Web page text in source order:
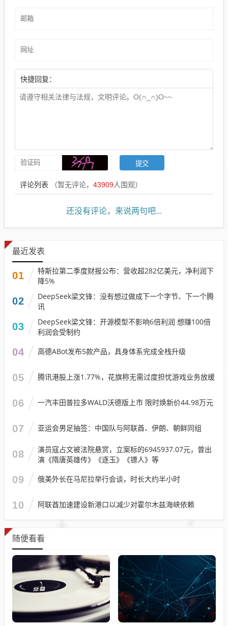
快捷回复：
评论列表 （暂无评论， 43909人围观）
还没有评论，来说两句吧...
最近发表
01
特斯拉第二季度财报公布：营收超282亿美元，净利润下
降5%
02
DeepSeek梁文锋：没有想过做成下一个字节、下一个腾
讯
03
DeepSeek梁文锋：开源模型不影响6倍利润 想赚100倍
利润会受制约
04 高德ABot发布5款产品，具身体系完成全栈升级
05 腾讯港股上涨1.77%，花旗称无需过度担忧游戏业务放缓
06 一汽丰田普拉多WALD沃德版上市 限时焕新价44.98万元
07 亚运会男足抽签：中国队与阿联酋、伊朗、朝鲜同组
08
演员寇占文被法院悬赏，立案标的6945937.07元，曾出
演《隋唐英雄传》《逐玉》《镖人》等
09 俄美外长在马尼拉举行会谈，时长大约半小时
10 阿联酋加速建设新港口以减少对霍尔木兹海峡依赖
随便看看